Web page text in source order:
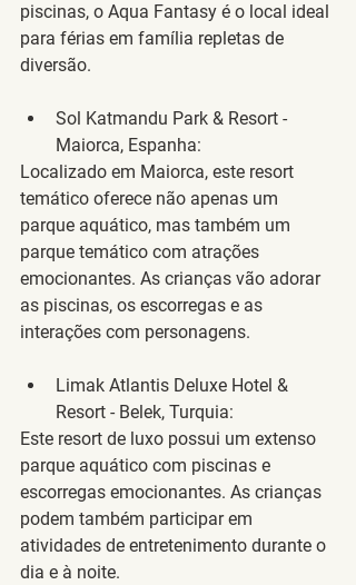
piscinas, o Aqua Fantasy é o local ideal
para férias em família repletas de
diversão.
Sol Katmandu Park & Resort -
Maiorca, Espanha:
Localizado em Maiorca, este resort
temático oferece não apenas um
parque aquático, mas também um
parque temático com atrações
emocionantes. As crianças vão adorar
as piscinas, os escorregas e as
interações com personagens.
Limak Atlantis Deluxe Hotel &
Resort - Belek, Turquia:
Este resort de luxo possui um extenso
parque aquático com piscinas e
escorregas emocionantes. As crianças
podem também participar em
atividades de entretenimento durante o
dia e à noite.